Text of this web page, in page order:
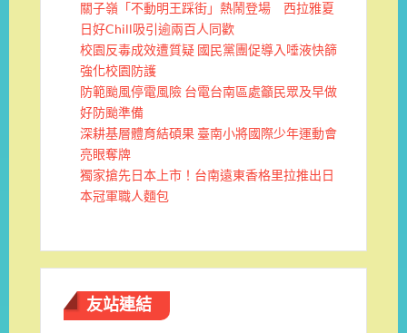
關子嶺「不動明王踩街」熱鬧登場 西拉雅夏
日好Chill吸引逾兩百人同歡
校園反毒成效遭質疑 國民黨團促導入唾液快篩
強化校園防護
防範颱風停電風險 台電台南區處籲民眾及早做
好防颱準備
深耕基層體育結碩果 臺南小將國際少年運動會
亮眼奪牌
獨家搶先日本上市！台南遠東香格里拉推出日
本冠軍職人麵包
友站連結